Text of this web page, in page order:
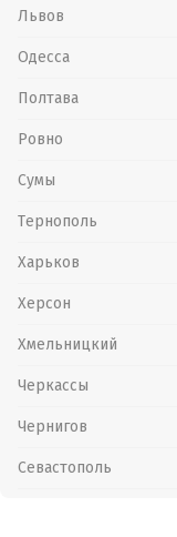
Львов
Одесса
Полтава
Ровно
Сумы
Тернополь
Харьков
Херсон
Хмельницкий
Черкассы
Чернигов
Севастополь